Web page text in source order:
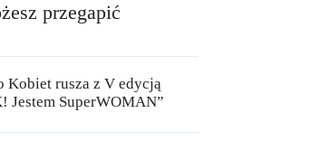
przegapić
Kobiet rusza z V edycją
Jestem SuperWOMAN”